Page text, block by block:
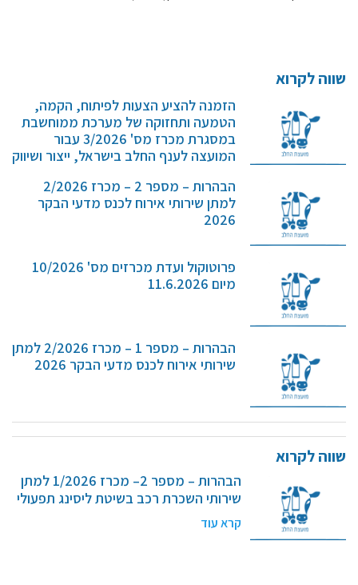
חלב לכל גיל
בריאות העצם
חלב וספורט
מיתוסים נפוצים
אתר מקצועי לאנשי המקצוע
מאמרים על חלב
וובינרים לאנשי מקצוע
מחקרים
מתכונים
שווה לקרוא
הזמנה להציע הצעות לפיתוח, הקמה,
הטמעה ותחזוקה של מערכת ממוחשבת
במסגרת מכרז מס' 3/2026 עבור
המועצה לענף החלב בישראל, ייצור ושיווק
המועצה לענף החלב בישראל,…הבהרות – מספר 2 – מכרז 2/2026
למתן שירותי אירוח לכנס מדעי הבקר
2026
פרוטוקול ועדת מכרזים מס' 10/2026
מיום 11.6.2026
הבהרות – מספר 1 – מכרז 2/2026 למתן
שירותי אירוח לכנס מדעי הבקר 2026
שווה לקרוא
הבהרות – מספר 2– מכרז 1/2026 למתן
שירותי השכרת רכב בשיטת ליסינג תפעולי
קרא עוד